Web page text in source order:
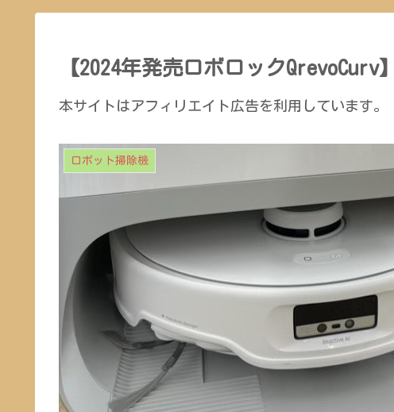
【2024年発売ロボロックQrevoCurv
本サイトはアフィリエイト広告を利用しています。
ロボット掃除機